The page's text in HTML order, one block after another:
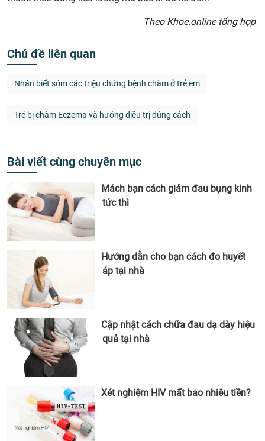
Theo Khoe.online tổng hợp
Chủ đề liên quan
Nhận biết sớm các triệu chứng bệnh chàm ở trẻ em
Trẻ bị chàm Eczema và hướng điều trị đúng cách
Bài viết cùng chuyên mục
Mách bạn cách giảm đau bụng kinh
tức thì
Hướng dẫn cho bạn cách đo huyết
áp tại nhà
Cập nhật cách chữa đau dạ dày hiệu
quả tại nhà
Xét nghiệm HIV mất bao nhiêu tiền?